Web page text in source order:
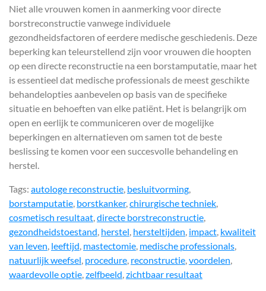
Niet alle vrouwen komen in aanmerking voor directe
borstreconstructie vanwege individuele
gezondheidsfactoren of eerdere medische geschiedenis. Deze
beperking kan teleurstellend zijn voor vrouwen die hoopten
op een directe reconstructie na een borstamputatie, maar het
is essentieel dat medische professionals de meest geschikte
behandelopties aanbevelen op basis van de specifieke
situatie en behoeften van elke patiënt. Het is belangrijk om
open en eerlijk te communiceren over de mogelijke
beperkingen en alternatieven om samen tot de beste
beslissing te komen voor een succesvolle behandeling en
herstel.
Tags: autologe reconstructie, besluitvorming,
borstamputatie, borstkanker,chirurgische techniek,
cosmetisch resultaat,directe borstreconstructie,
gezondheidstoestand, herstel, hersteltijden, impact, kwaliteit
van leven, leeftijd, mastectomie, medische professionals,
natuurlijk weefsel, procedure, reconstructie,voordelen,
waardevolle optie,zelfbeeld,zichtbaar resultaat